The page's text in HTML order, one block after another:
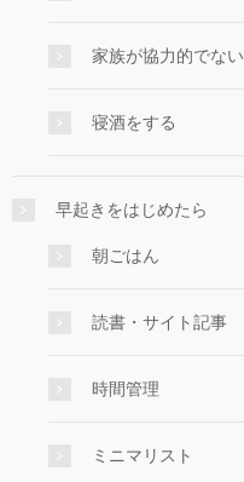
家族が協力的でない
寝酒をする
早起きをはじめたら
朝ごはん
読書・サイト記事
時間管理
ミニマリスト